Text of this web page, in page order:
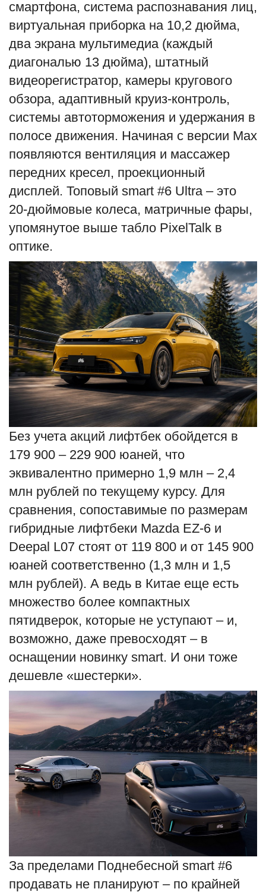
смартфона, система распознавания лиц,
виртуальная приборка на 10,2 дюйма,
два экрана мультимедиа (каждый
диагональю 13 дюйма), штатный
видеорегистратор, камеры кругового
обзора, адаптивный круиз-контроль,
системы автоторможения и удержания в
полосе движения. Начиная с версии Max
появляются вентиляция и массажер
передних кресел, проекционный
дисплей. Топовый smart #6 Ultra – это
20-дюймовые колеса, матричные фары,
упомянутое выше табло PixelTalk в
оптике.
Без учета акций лифтбек обойдется в
179 900 – 229 900 юаней, что
эквивалентно примерно 1,9 млн – 2,4
млн рублей по текущему курсу. Для
сравнения, сопоставимые по размерам
гибридные лифтбеки Mazda EZ-6 и
Deepal L07 стоят от 119 800 и от 145 900
юаней соответственно (1,3 млн и 1,5
млн рублей). А ведь в Китае еще есть
множество более компактных
пятидверок, которые не уступают – и,
возможно, даже превосходят – в
оснащении новинку smart. И они тоже
дешевле «шестерки».
За пределами Поднебесной smart #6
продавать не планируют – по крайней